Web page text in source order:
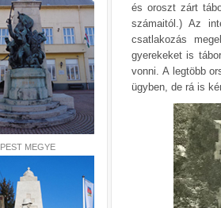
PEST MEGYE
és oroszt zárt
számaitól.) Az
csatlakozás
gyerekeket is
vonni. A legtöbb
ügyben, de rá is